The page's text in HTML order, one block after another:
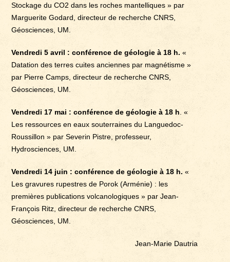
Stockage du CO2 dans les roches mantelliques » par
Marguerite Godard, directeur de recherche CNRS,
Géosciences, UM.
Vendredi 5 avril : conférence de géologie à 18 h.«
Datation des terres cuites anciennes par magnétisme »
par Pierre Camps, directeur de recherche CNRS,
Géosciences, UM.
Vendredi 17 mai : conférence de géologie à 18 h . «
Les ressources en eaux souterraines du Languedoc-
Roussillon » par Severin Pistre, professeur,
Hydrosciences, UM.
Vendredi 14 juin : conférence de géologie à 18 h. «
Les gravures rupestres de Porok (Arménie) : les
premières publications volcanologiques » par Jean-
François Ritz, directeur de recherche CNRS,
Géosciences, UM.
Jean-Marie Dautria